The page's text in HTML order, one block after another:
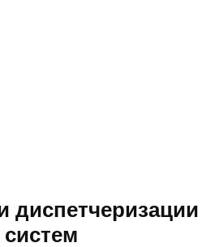
диспетчеризации